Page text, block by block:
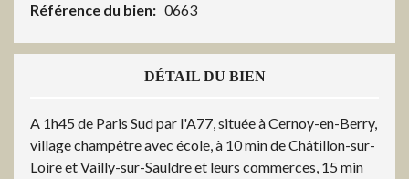
Référence du bien: 0663
DÉTAIL DU BIEN
A 1h45 de Paris Sud par l'A77, située à Cernoy-en-Berry,
village champêtre avec école, à 10 min de Châtillon-sur-
Loire et Vailly-sur-Sauldre et leurs commerces, 15 min